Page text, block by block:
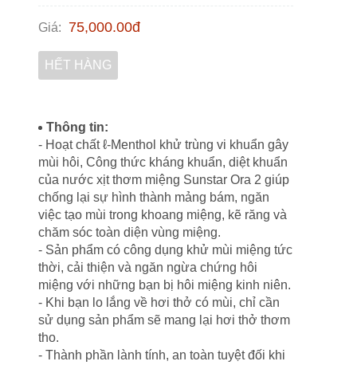
Giá: 75,000.00đ
HẾT HÀNG
Thông tin:
- Hoạt chất ℓ-Menthol khử trùng vi khuẩn gây
mùi hôi, Công thức kháng khuẩn, diệt khuẩn
của nước xịt thơm miệng Sunstar Ora 2 giúp
chống lại sự hình thành mảng bám, ngăn
việc tạo mùi trong khoang miệng, kẽ răng và
chăm sóc toàn diện vùng miệng.
- Sản phẩm có công dụng khử mùi miệng tức
thời, cải thiện và ngăn ngừa chứng hôi
miệng với những bạn bị hôi miệng kinh niên.
- Khi bạn lo lắng về hơi thở có mùi, chỉ cần
sử dụng sản phẩm sẽ mang lại hơi thở thơm
tho.
- Thành phần lành tính, an toàn tuyệt đối khi